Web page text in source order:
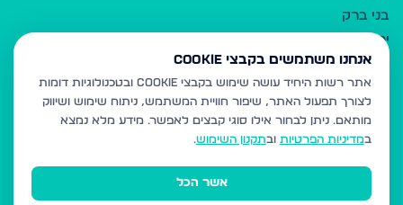
בני ברק
ירושלים
אלעד
גבעת זאב
בית שמש
רכסים
מודיעין עילית
אנחנו משתמשים בקבצי Cookie
אתר רשות היחיד עושה שימוש בקבצי Cookie ובטכנולוגיות דומות
לצורך תפעול האתר, שיפור חוויית המשתמש, ניתוח שימוש ושיווק
מותאם. ניתן לבחור אילו סוגי קבצים לאפשר. מידע מלא נמצא
במדיניות הפרטיות ובתקנון השימוש.
אשר הכל